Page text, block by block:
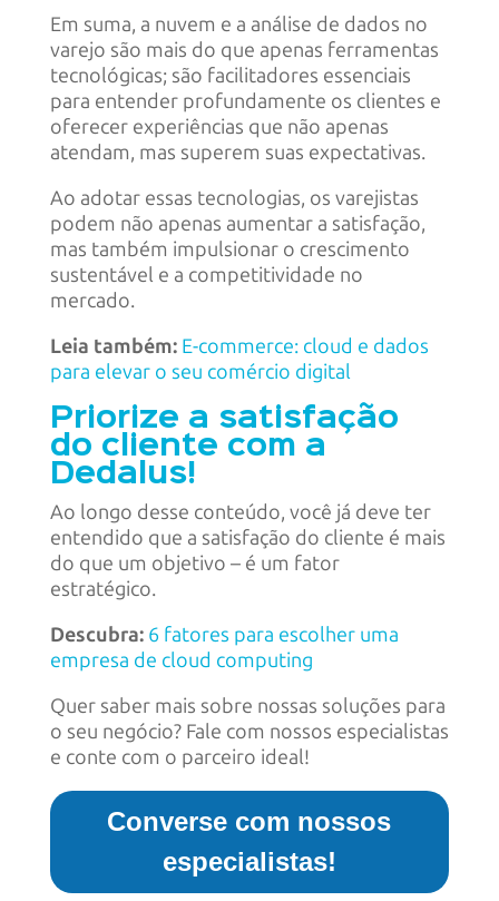
Em suma, a nuvem e a análise de dados no
varejo são mais do que apenas ferramentas
tecnológicas; são facilitadores essenciais
para entender profundamente os clientes e
oferecer experiências que não apenas
atendam, mas superem suas expectativas.
Ao adotar essas tecnologias, os varejistas
podem não apenas aumentar a satisfação,
mas também impulsionar o crescimento
sustentável e a competitividade no
mercado.
Leia também: E-commerce: cloud e dados
para elevar o seu comércio digital
Priorize a satisfação
do cliente com a
Dedalus!
Ao longo desse conteúdo, você já deve ter
entendido que a satisfação do cliente é mais
do que um objetivo – é um fator
estratégico.
Descubra: 6 fatores para escolher uma
empresa de cloud computing
Quer saber mais sobre nossas soluções para
o seu negócio? Fale com nossos especialistas
e conte com o parceiro ideal!
Converse com nossos
especialistas!